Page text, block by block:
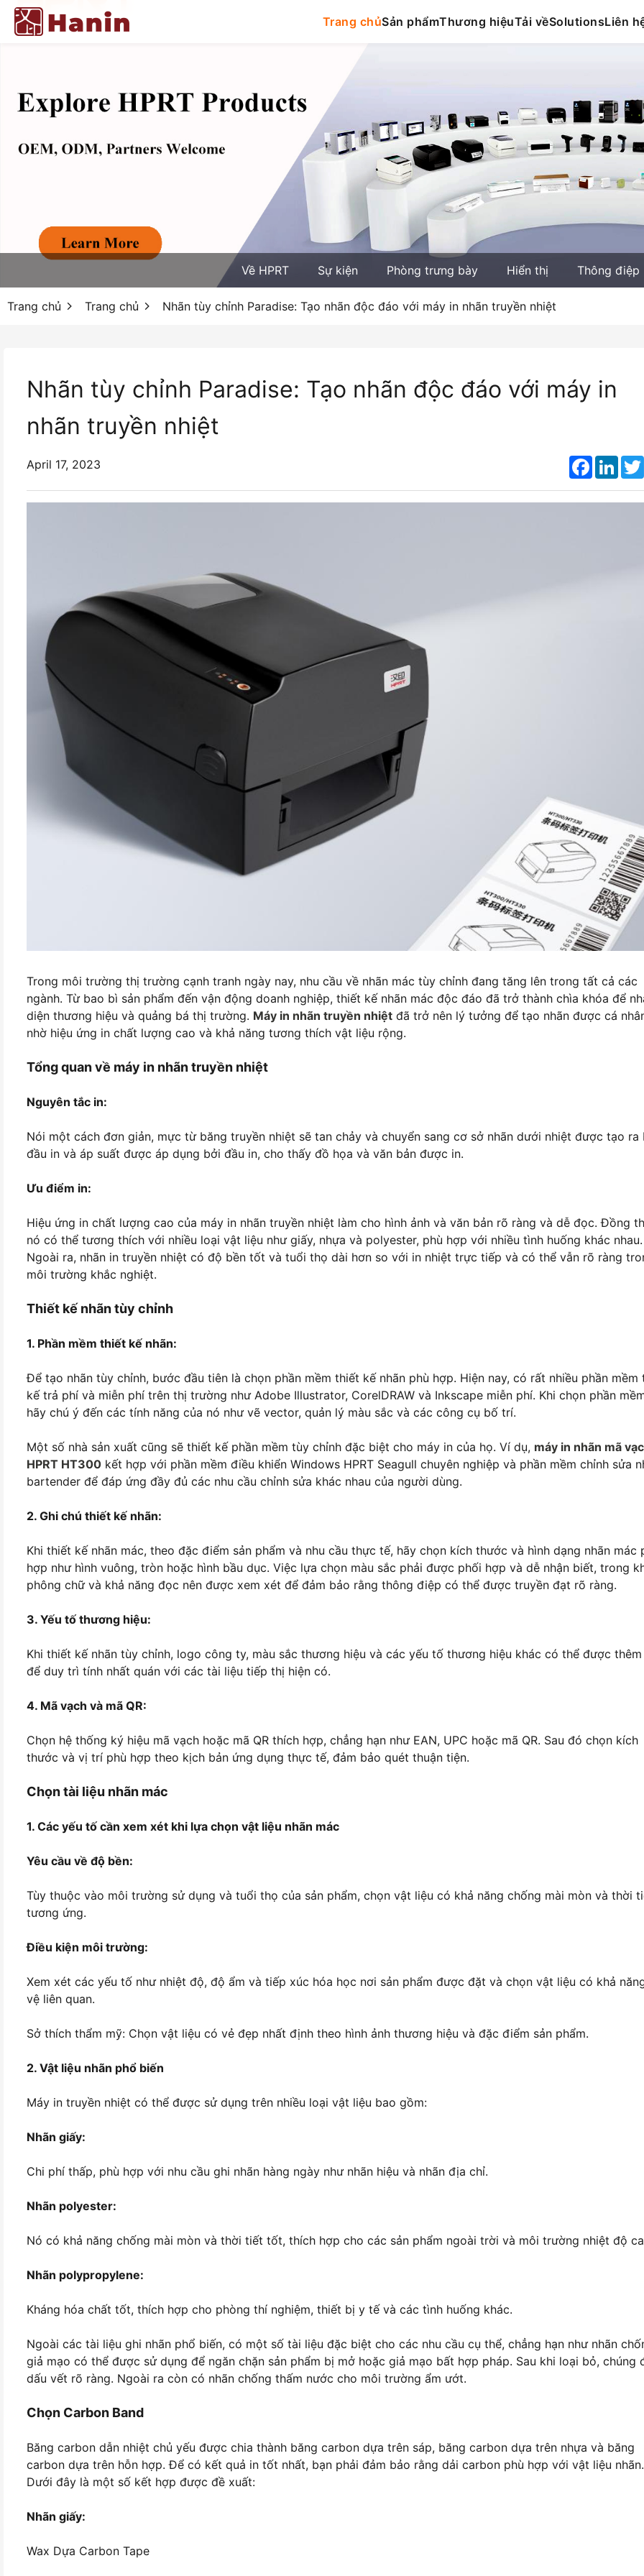
Trang chủSản phẩmThương hiệuTải vềSolutionsLiên
Về HPRT Sự kiện Phòng trưng bày Hiển thị Thông điệp
Trang chủ Trang chủ Nhãn tùy chỉnh Paradise: Tạo nhãn độc đáo với máy in nhãn truyền nhiệt
Nhãn tùy chỉnh Paradise: Tạo nhãn độc đáo với máy in
nhãn truyền nhiệt
April 17, 2023 Facebook
Trong môi trường thị trường cạnh tranh ngày nay, nhu cầu về nhãn mác tùy chỉnh đang tăng lên trong tất cả các
ngành. Từ bao bì sản phẩm đến vận động doanh nghiệp, thiết kế nhãn mác độc đáo đã trở thành chìa khóa để
diện thương hiệu và quảng bá thị trường. Máy in nhãn truyền nhiệt đã trở nên lý tưởng để tạo nhãn được cá
nhờ hiệu ứng in chất lượng cao và khả năng tương thích vật liệu rộng.
Tổng quan về máy in nhãn truyền nhiệt
Nguyên tắc in:
Nói một cách đơn giản, mực từ băng truyền nhiệt sẽ tan chảy và chuyển sang cơ sở nhãn dưới nhiệt được tạo ra
đầu in và áp suất được áp dụng bởi đầu in, cho thấy đồ họa và văn bản được in.
Ưu điểm in:
Hiệu ứng in chất lượng cao của máy in nhãn truyền nhiệt làm cho hình ảnh và văn bản rõ ràng và dễ đọc. Đồng
nó có thể tương thích với nhiều loại vật liệu như giấy, nhựa và polyester, phù hợp với nhiều tình huống khác nhau.
Ngoài ra, nhãn in truyền nhiệt có độ bền tốt và tuổi thọ dài hơn so với in nhiệt trực tiếp và có thể vẫn rõ ràng
môi trường khắc nghiệt.
Thiết kế nhãn tùy chỉnh
1. Phần mềm thiết kế nhãn:
Để tạo nhãn tùy chỉnh, bước đầu tiên là chọn phần mềm thiết kế nhãn phù hợp. Hiện nay, có rất nhiều phần mềm
kế trả phí và miễn phí trên thị trường như Adobe Illustrator, CorelDRAW và Inkscape miễn phí. Khi chọn phần
hãy chú ý đến các tính năng của nó như vẽ vector, quản lý màu sắc và các công cụ bố trí.
Một số nhà sản xuất cũng sẽ thiết kế phần mềm tùy chỉnh đặc biệt cho máy in của họ. Ví dụ, máy in nhãn mã
HPRT HT300 kết hợp với phần mềm điều khiển Windows HPRT Seagull chuyên nghiệp và phần mềm chỉnh sửa
bartender để đáp ứng đầy đủ các nhu cầu chỉnh sửa khác nhau của người dùng.
2. Ghi chú thiết kế nhãn:
Khi thiết kế nhãn mác, theo đặc điểm sản phẩm và nhu cầu thực tế, hãy chọn kích thước và hình dạng nhãn mác
hợp như hình vuông, tròn hoặc hình bầu dục. Việc lựa chọn màu sắc phải được phối hợp và dễ nhận biết, trong
phông chữ và khả năng đọc nên được xem xét để đảm bảo rằng thông điệp có thể được truyền đạt rõ ràng.
3. Yếu tố thương hiệu:
Khi thiết kế nhãn tùy chỉnh, logo công ty, màu sắc thương hiệu và các yếu tố thương hiệu khác có thể được
để duy trì tính nhất quán với các tài liệu tiếp thị hiện có.
4. Mã vạch và mã QR:
Chọn hệ thống ký hiệu mã vạch hoặc mã QR thích hợp, chẳng hạn như EAN, UPC hoặc mã QR. Sau đó chọn kích
thước và vị trí phù hợp theo kịch bản ứng dụng thực tế, đảm bảo quét thuận tiện.
Chọn tài liệu nhãn mác
1. Các yếu tố cần xem xét khi lựa chọn vật liệu nhãn mác
Yêu cầu về độ bền:
Tùy thuộc vào môi trường sử dụng và tuổi thọ của sản phẩm, chọn vật liệu có khả năng chống mài mòn và thời
tương ứng.
Điều kiện môi trường:
Xem xét các yếu tố như nhiệt độ, độ ẩm và tiếp xúc hóa học nơi sản phẩm được đặt và chọn vật liệu có khả
vệ liên quan.
Sở thích thẩm mỹ: Chọn vật liệu có vẻ đẹp nhất định theo hình ảnh thương hiệu và đặc điểm sản phẩm.
2. Vật liệu nhãn phổ biến
Máy in truyền nhiệt có thể được sử dụng trên nhiều loại vật liệu bao gồm:
Nhãn giấy:
Chi phí thấp, phù hợp với nhu cầu ghi nhãn hàng ngày như nhãn hiệu và nhãn địa chỉ.
Nhãn polyester:
Nó có khả năng chống mài mòn và thời tiết tốt, thích hợp cho các sản phẩm ngoài trời và môi trường nhiệt độ
Nhãn polypropylene:
Kháng hóa chất tốt, thích hợp cho phòng thí nghiệm, thiết bị y tế và các tình huống khác.
Ngoài các tài liệu ghi nhãn phổ biến, có một số tài liệu đặc biệt cho các nhu cầu cụ thể, chẳng hạn như nhãn
giả mạo có thể được sử dụng để ngăn chặn sản phẩm bị mở hoặc giả mạo bất hợp pháp. Sau khi loại bỏ, chúng
dấu vết rõ ràng. Ngoài ra còn có nhãn chống thấm nước cho môi trường ẩm ướt.
Chọn Carbon Band
Băng carbon dẫn nhiệt chủ yếu được chia thành băng carbon dựa trên sáp, băng carbon dựa trên nhựa và băng
carbon dựa trên hỗn hợp. Để có kết quả in tốt nhất, bạn phải đảm bảo rằng dải carbon phù hợp với vật liệu nhãn.
Dưới đây là một số kết hợp được đề xuất:
Nhãn giấy:
Wax Dựa Carbon Tape